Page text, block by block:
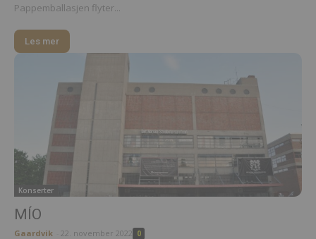
Pappemballasjen flyter...
Les mer
Konserter
MÍO
Gaardvik 22. november 2022 0